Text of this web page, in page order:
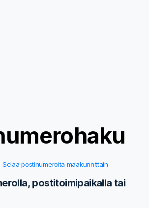
|Selaa postinumeroita maakunnittain
postitoimipaikalla tai